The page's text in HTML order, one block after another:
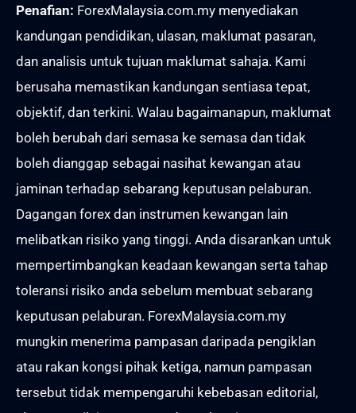
Penafian: ForexMalaysia.com.my menyediakan
kandungan pendidikan, ulasan, maklumat pasaran,
dan analisis untuk tujuan maklumat sahaja. Kami
berusaha memastikan kandungan sentiasa tepat,
objektif, dan terkini. Walau bagaimanapun, maklumat
boleh berubah dari semasa ke semasa dan tidak
boleh dianggap sebagai nasihat kewangan atau
jaminan terhadap sebarang keputusan pelaburan.
Dagangan forex dan instrumen kewangan lain
melibatkan risiko yang tinggi. Anda disarankan untuk
mempertimbangkan keadaan kewangan serta tahap
toleransi risiko anda sebelum membuat sebarang
keputusan pelaburan. ForexMalaysia.com.my
mungkin menerima pampasan daripada pengiklan
atau rakan kongsi pihak ketiga, namun pampasan
tersebut tidak mempengaruhi kebebasan editorial,